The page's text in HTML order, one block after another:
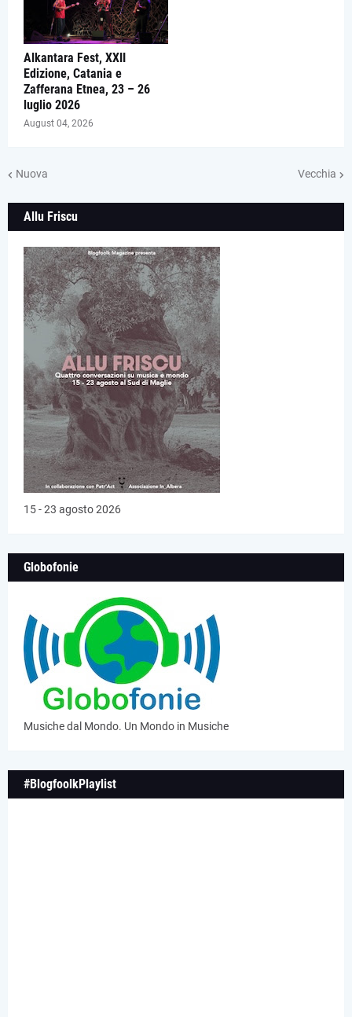
Alkantara Fest, XXII
Edizione, Catania e
Zafferana Etnea, 23 – 26
luglio 2026
August 04, 2026
Nuova Vecchia
Allu Friscu
15 - 23 agosto 2026
Globofonie
Musiche dal Mondo. Un Mondo in Musiche
#BlogfoolkPlaylist